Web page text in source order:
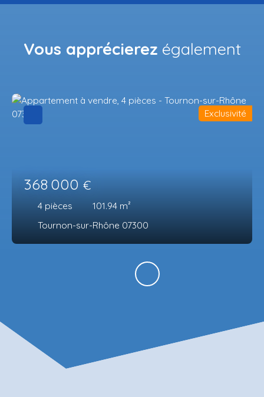
Vous apprécierez également
368 000 €
4 pièces 101.94 m²
Tournon-sur-Rhône 07300
Exclusivité